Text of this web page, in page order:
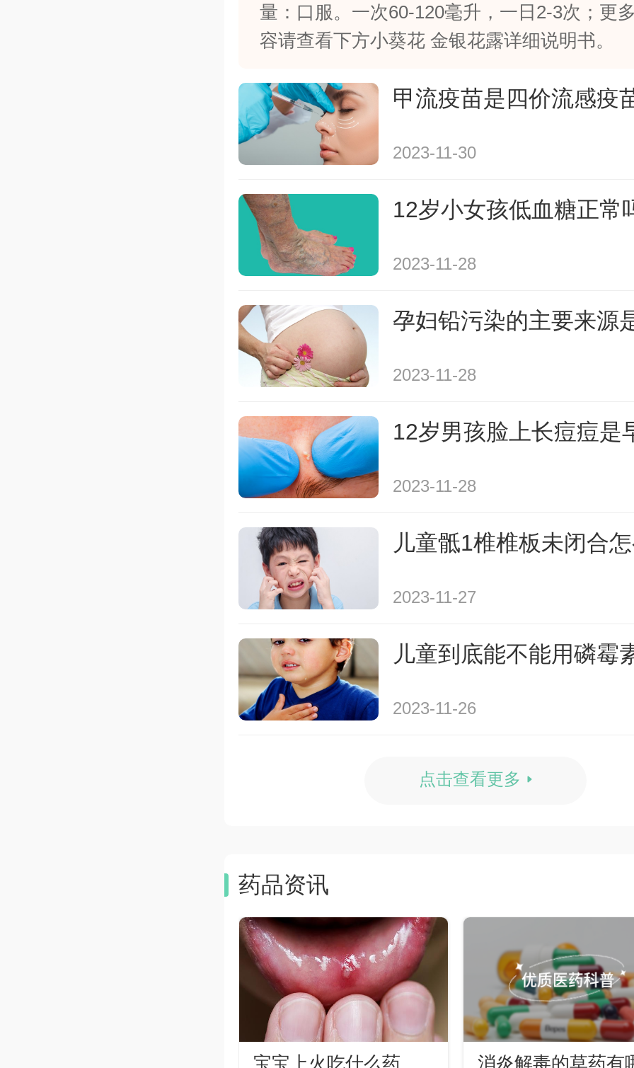
量：口服。一次60-120毫升，一日2-3次；更
容请查看下方小葵花 金银花露详细说明书。
甲流疫苗是四价流感疫
2023-11-30
12岁小女孩低血糖正常
2023-11-28
孕妇铅污染的主要来源
2023-11-28
12岁男孩脸上长痘痘是
2023-11-28
儿童骶1椎椎板未闭合
2023-11-27
儿童到底能不能用磷霉
2023-11-26
点击查看更多
药品资讯
宝宝上火吃什么药 消炎解毒的草药有